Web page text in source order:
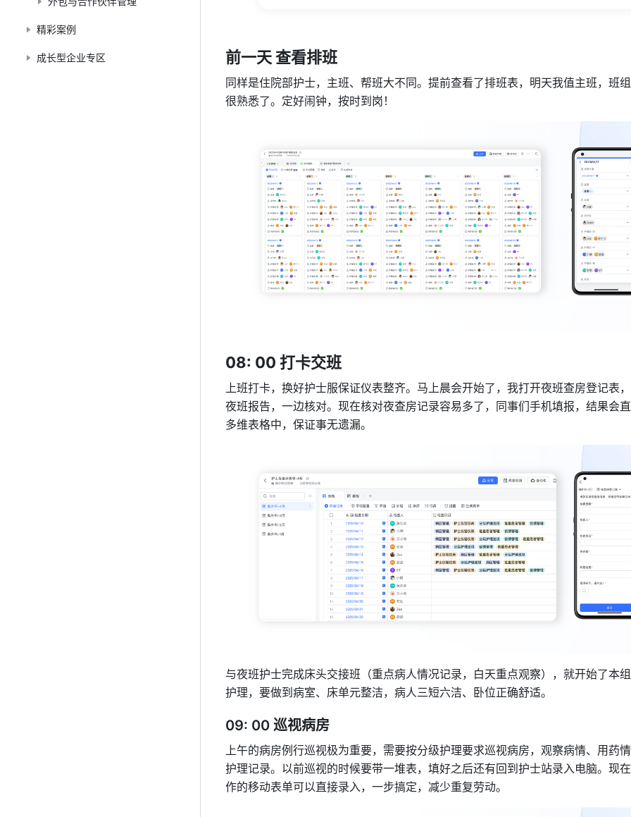
精彩案例
成长型企业专区 前一天 查看排班
同样是住院部护士，主班、帮班大不同。提前查看了排班表，明天我值主班，班
很熟悉了。定好闹钟，按时到岗！
08: 00 打卡交班
上班打卡，换好护士服保证仪表整齐。马上晨会开始了，我打开夜班查房登记表
夜班报告，一边核对。现在核对夜查房记录容易多了，同事们手机填报，结果会
多维表格中，保证事无遗漏。
与夜班护士完成床头交接班（重点病人情况记录，白天重点观察），就开始了本
护理，要做到病室、床单元整洁，病人三短六洁、卧位正确舒适。
09: 00 巡视病房
上午的病房例行巡视极为重要，需要按分级护理要求巡视病房，观察病情、用药
护理记录。以前巡视的时候要带一堆表，填好之后还有回到护士站录入电脑。现
作的移动表单可以直接录入，一步搞定，减少重复劳动。